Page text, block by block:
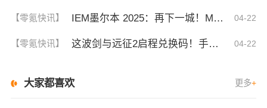
【零氪快讯】 IEM墨尔本 2025：再下一城！MOUZ 2-0 GL 04-22
【零氪快讯】 这波剑与远征2启程兑换码！手慢无，速存！ 04-22
大家都喜欢 更多+